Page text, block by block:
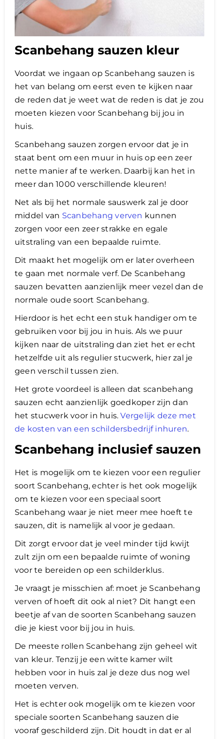
Scanbehang sauzen kleur
Voordat we ingaan op Scanbehang sauzen is
het van belang om eerst even te kijken naar
de reden dat je weet wat de reden is dat je zou
moeten kiezen voor Scanbehang bij jou in
huis.
Scanbehang sauzen zorgen ervoor dat je in
staat bent om een muur in huis op een zeer
nette manier af te werken. Daarbij kan het in
meer dan 1000 verschillende kleuren!
Net als bij het normale sauswerk zal je door
middel van Scanbehang verven kunnen
zorgen voor een zeer strakke en egale
uitstraling van een bepaalde ruimte.
Dit maakt het mogelijk om er later overheen
te gaan met normale verf. De Scanbehang
sauzen bevatten aanzienlijk meer vezel dan de
normale oude soort Scanbehang.
​Hierdoor is het echt een stuk handiger om te
gebruiken voor bij jou in huis. Als we puur
kijken naar de uitstraling dan ziet het er echt
hetzelfde uit als regulier stucwerk, hier zal je
geen verschil tussen zien.
Het grote voordeel is alleen dat scanbehang
sauzen echt aanzienlijk goedkoper zijn dan
het stucwerk voor in huis.Vergelijk deze met
de kosten van een schildersbedrijf inhuren.
Scanbehang inclusief sauzen
Het is mogelijk om te kiezen voor een regulier
soort Scanbehang, echter is het ook mogelijk
om te kiezen voor een speciaal soort
Scanbehang waar je niet meer mee hoeft te
sauzen, dit is namelijk al voor je gedaan.
Dit zorgt ervoor dat je veel minder tijd kwijt
zult zijn om een bepaalde ruimte of woning
voor te bereiden op een schilderklus.
Je vraagt je misschien af: moet je Scanbehang
verven of hoeft dit ook al niet? Dit hangt een
beetje af van de soorten Scanbehang sauzen
die je kiest voor bij jou in huis.
De meeste rollen Scanbehang zijn geheel wit
van kleur. Tenzij je een witte kamer wilt
hebben voor in huis zal je deze dus nog wel
moeten verven.
Het is echter ook mogelijk om te kiezen voor
speciale soorten Scanbehang sauzen die
vooraf geschilderd zijn. Dit houdt in dat er al